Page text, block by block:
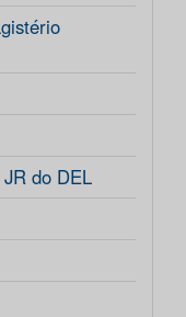
do DEL